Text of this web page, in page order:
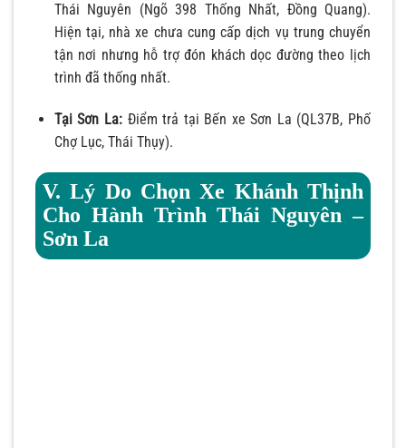
Thái Nguyên (Ngõ 398 Thống Nhất, Đồng Quang).
Hiện tại, nhà xe chưa cung cấp dịch vụ trung chuyển
tận nơi nhưng hỗ trợ đón khách dọc đường theo lịch
trình đã thống nhất.
Tại Sơn La:Điểm trả tại Bến xe Sơn La (QL37B, Phố
Chợ Lục, Thái Thụy).
V. Lý Do Chọn Xe Khánh Thịnh
Cho Hành Trình Thái Nguyên –
Sơn La